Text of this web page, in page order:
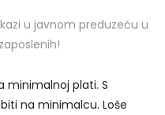
u javnom preduzeću u
minimalnoj plati. S
na minimalcu. Loše